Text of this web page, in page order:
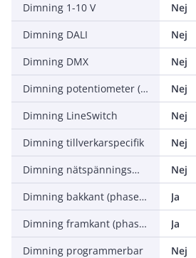
Dimning 1-10 V
Nej
Dimning DALI
Nej
Dimning DMX
Nej
Dimning potentiometer (integrerad)
Nej
Dimning LineSwitch
Nej
Dimning tillverkarspecifik
Nej
Dimning nätspänningsmodulering
Nej
Dimning bakkant (phase cut-off)
Ja
Dimning framkant (phase cut-on)
Ja
Dimning programmerbar
Nej